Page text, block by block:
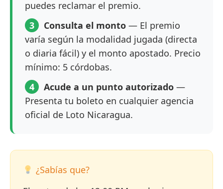
puedes reclamar el premio.
3
Consulta el monto — El premio
varía según la modalidad jugada (directa
o diaria fácil) y el monto apostado. Precio
mínimo: 5 córdobas.
4
Acude a un punto autorizado —
Presenta tu boleto en cualquier agencia
oficial de Loto Nicaragua.
¿Sabías que?